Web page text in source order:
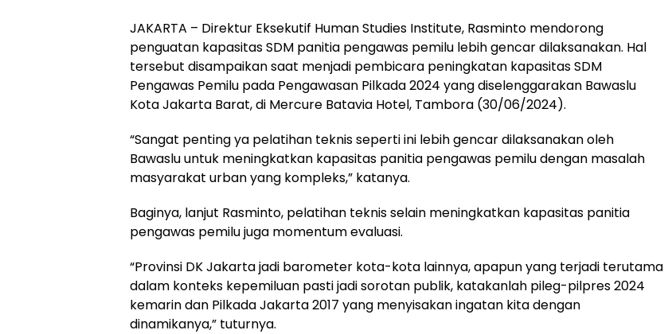
JAKARTA – Direktur Eksekutif Human Studies Institute, Rasminto mendorong
penguatan kapasitas SDM panitia pengawas pemilu lebih gencar dilaksanakan. Hal
tersebut disampaikan saat menjadi pembicara peningkatan kapasitas SDM
Pengawas Pemilu pada Pengawasan Pilkada 2024 yang diselenggarakan Bawaslu
Kota Jakarta Barat, di Mercure Batavia Hotel, Tambora (30/06/2024).
“Sangat penting ya pelatihan teknis seperti ini lebih gencar dilaksanakan oleh
Bawaslu untuk meningkatkan kapasitas panitia pengawas pemilu dengan masalah
masyarakat urban yang kompleks,” katanya.
Baginya, lanjut Rasminto, pelatihan teknis selain meningkatkan kapasitas panitia
pengawas pemilu juga momentum evaluasi.
“Provinsi DK Jakarta jadi barometer kota-kota lainnya, apapun yang terjadi terutama
dalam konteks kepemiluan pasti jadi sorotan publik, katakanlah pileg-pilpres 2024
kemarin dan Pilkada Jakarta 2017 yang menyisakan ingatan kita dengan
dinamikanya,” tuturnya.